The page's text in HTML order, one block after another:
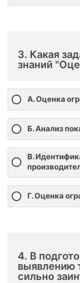
3. Какая
знаний
А. Оценка
Б. Анализ
В.
Г. Оценка
4. В
выявлению
сильно